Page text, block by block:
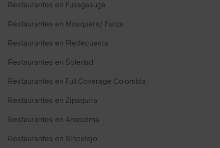
Restaurantes en Fusagasugá
Restaurantes en Mosquera/ Funza
Restaurantes en Piedecuesta
Restaurantes en Soledad
Restaurantes en Full Coverage Colombia
Restaurantes en Zipaquira
Restaurantes en Anapoima
Restaurantes en Sincelejo